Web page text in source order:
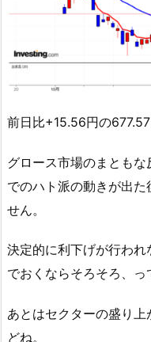
前日比+15.56円の677.57
グロース市場のまとも
でのハト派の動きが出
せん。
決定的に利下げが行わ
でおくならそろそろ、っ
あとはセクターの盛り
どね。